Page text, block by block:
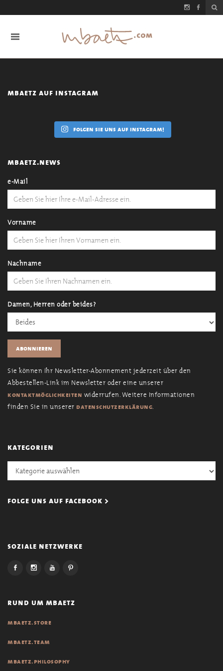
mbaetz auf instagram
folgen sie uns auf instagram!
mbaetz.news
e-Mail
Vorname
Nachname
Damen, Herren oder beides?
Sie können Ihr Newsletter-Abonnement jederzeit über den
Abbestellen-Link im Newsletter oder eine unserer
kontaktmöglichkeiten widerrufen. Weitere Informationen
finden Sie in unserer datenschutzerklärung.
kategorien
Kategorien
folge uns auf facebook >
soziale netzwerke
rund um mbaetz
mbaetz.store
mbaetz.team
mbaetz.philosophy